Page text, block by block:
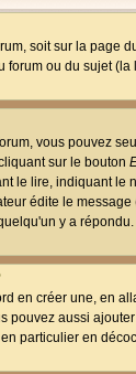
soit sur la page
forum ou du sujet (la
vous pouvez
sur le bouton
le lire, indiquant
édite le
y a répondu.
en créer une, en
pouvez aussi
particulier en